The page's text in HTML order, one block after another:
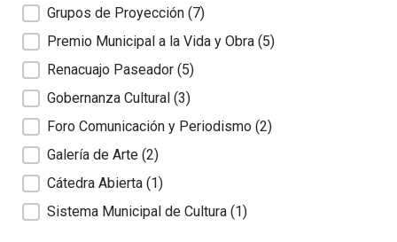
Grupos de Proyección (7)
Premio Municipal a la Vida y Obra (5)
Renacuajo Paseador (5)
Gobernanza Cultural (3)
Foro Comunicación y Periodismo (2)
Galería de Arte (2)
Cátedra Abierta (1)
Sistema Municipal de Cultura (1)